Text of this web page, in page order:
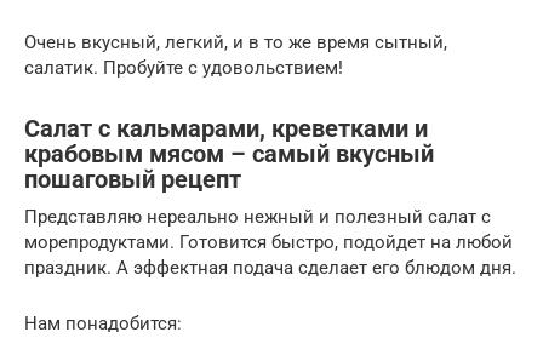
Очень вкусный, легкий, и в то же время сытный,
салатик. Пробуйте с удовольствием!
Салат с кальмарами, креветками и
крабовым мясом – самый вкусный
пошаговый рецепт
Представляю нереально нежный и полезный салат с
морепродуктами. Готовится быстро, подойдет на любой
праздник. А эффектная подача сделает его блюдом дня.
Нам понадобится: